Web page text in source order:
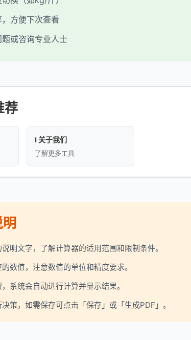
方便下次查看
或咨询专业人士
荐
ℹ️ 关于我们
了解更多工具
明文字，了解计算器的适用范围和限制条件。
数值，注意数值的单位和精度要求。
系统会自动进行计算并显示结果。
策，如需保存可点击「保存」或「生成PDF」。